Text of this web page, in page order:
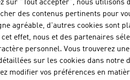
- PAPIER /
sur "Tout accepter", nous utilisons
des contenus pertinents pour
agréable, d'autres cookies sont
effet, nous et des partenaires
personnel. Vous trouverez
sur les cookies dans notre
modifier vos préférences en